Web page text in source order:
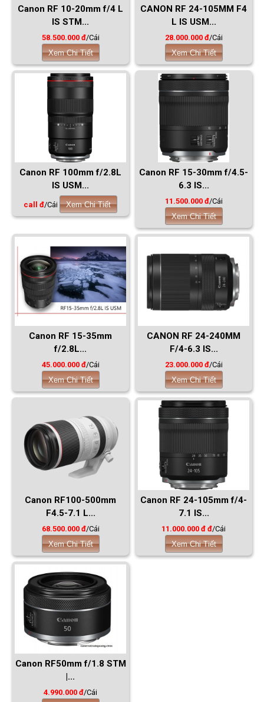
Canon RF 10-20mm f/4 L
IS STM...
58.500.000 đ/Cái
Xem Chi Tiết
CANON RF 24-105MM F4
L IS USM...
28.000.000 đ/Cái
Xem Chi Tiết
Canon RF 100mm f/2.8L
IS USM...
call đ/Cái Xem Chi Tiết
Canon RF 15-30mm f/4.5-
6.3 IS...
11.500.000 đ/Cái
Xem Chi Tiết
Canon RF 15-35mm
f/2.8L...
45.000.000 đ/Cái
Xem Chi Tiết
CANON RF 24-240MM
F/4-6.3 IS...
23.000.000 đ/Cái
Xem Chi Tiết
Canon RF100-500mm
F4.5-7.1 L...
68.500.000 đ/Cái
Xem Chi Tiết
Canon RF 24-105mm f/4-
7.1 IS...
11.000.000 đ đ/Cái
Xem Chi Tiết
Canon RF50mm f/1.8 STM
|...
4.990.000 đ/Cái